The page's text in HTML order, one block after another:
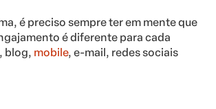
é preciso sempre ter em mente que
é diferente para cada
blog, mobile, e-mail, redes sociais